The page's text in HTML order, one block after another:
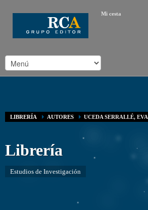
Mi cesta
LIBRERÍA AUTORES UCEDA SERRALLÉ, EVA
Librería
Estudios de Investigación